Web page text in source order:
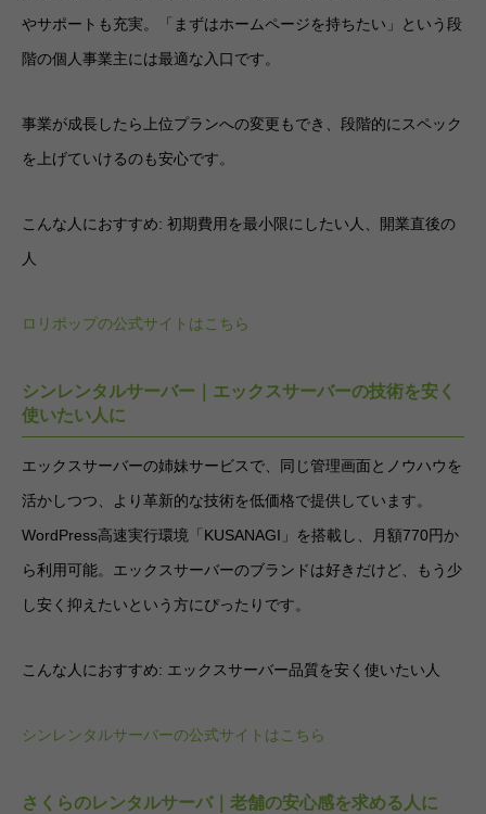
やサポートも充実。「まずはホームページを持ちたい」という段
階の個人事業主には最適な入口です。
事業が成長したら上位プランへの変更もでき、段階的にスペック
を上げていけるのも安心です。
こんな人におすすめ: 初期費用を最小限にしたい人、開業直後の
人
ロリポップの公式サイトはこちら
シンレンタルサーバー｜エックスサーバーの技術を安く
使いたい人に
エックスサーバーの姉妹サービスで、同じ管理画面とノウハウを
活かしつつ、より革新的な技術を低価格で提供しています。
WordPress高速実行環境「KUSANAGI」を搭載し、月額770円か
ら利用可能。エックスサーバーのブランドは好きだけど、もう少
し安く抑えたいという方にぴったりです。
こんな人におすすめ: エックスサーバー品質を安く使いたい人
シンレンタルサーバーの公式サイトはこちら
さくらのレンタルサーバ｜老舗の安心感を求める人に